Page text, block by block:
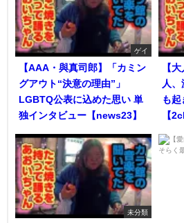
ゲイ
【AAA・與真司郎】「カミン
グアウト“決意の理由”」
LGBTQ公表に込めた思い 単
独インタビュー【news23】
【
人
も
【
未分類